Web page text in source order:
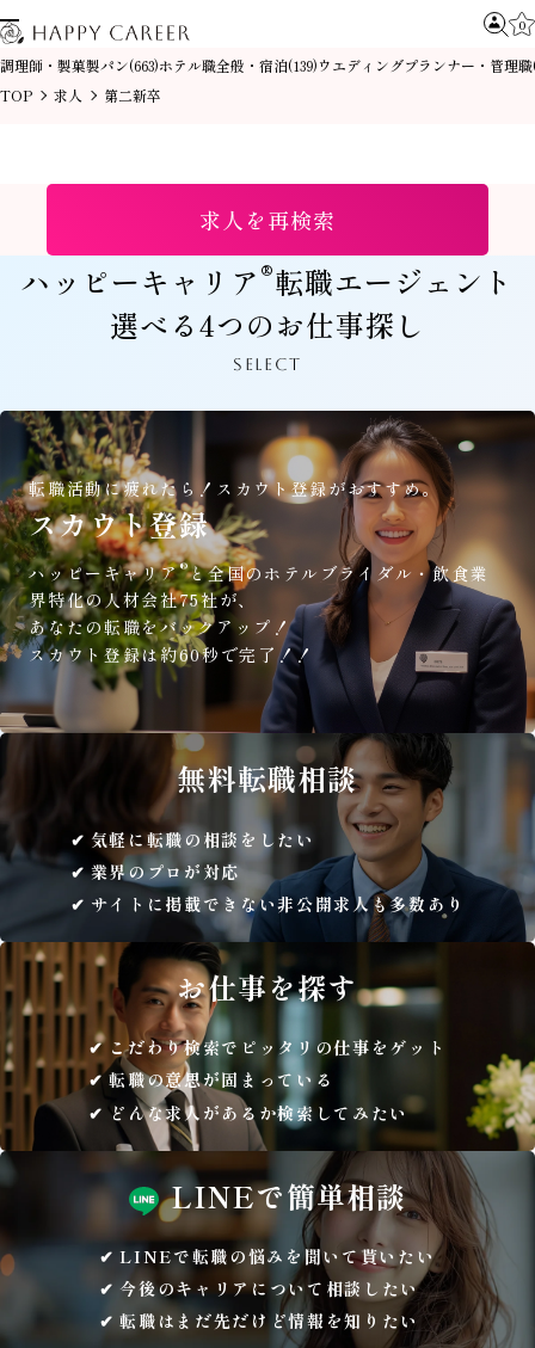
0
調理師・製菓製パン(663)ホテル職全般・宿泊(139)ウエディングプランナー・管理職
TOP 求人 第二新卒
求人を再検索
ハッピーキャリア®転職エージェント
選べる4つのお仕事探し
SELECT
転職活動に疲れたら！ スカウト登録がおすすめ。
スカウト登録
ハッピーキャリア®と全国のホテルブライダル・飲食業
界特化の人材会社75社が、
あなたの転職をバックアップ！
スカウト登録は約60秒で完了！！
無料転職相談
気軽に転職の相談をしたい
業界のプロが対応
サイトに掲載できない非公開求人も多数あり
お仕事を探す
こだわり検索でピッタリの仕事をゲット
転職の意思が固まっている
どんな求人があるか検索してみたい
LINEで簡単相談
LINEで転職の悩みを聞いて貰いたい
今後のキャリアについて相談したい
転職はまだ先だけど情報を知りたい